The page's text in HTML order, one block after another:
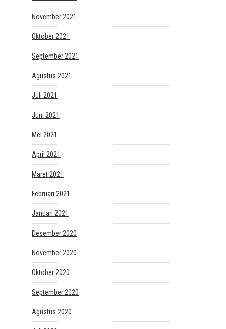
November 2021
Oktober 2021
September 2021
Agustus 2021
Juli 2021
Juni 2021
Mei 2021
April 2021
Maret 2021
Februari 2021
Januari 2021
Desember 2020
November 2020
Oktober 2020
September 2020
Agustus 2020